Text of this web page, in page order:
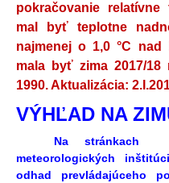
pokračovanie
mal byť teplotne
najmenej o 1,0 °C nad
mala byť zima 2017/18
1990. Aktualizácia:
VÝHĽAD NA
Na stránkach
meteorologických
odhad prevládajúceho